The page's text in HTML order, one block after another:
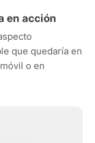
en acción
que quedaría en
o en